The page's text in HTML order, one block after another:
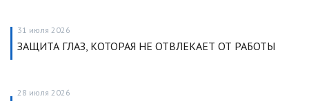
31 июля 2026
ЗАЩИТА ГЛАЗ, КОТОРАЯ НЕ ОТВЛЕКАЕТ ОТ РАБОТЫ
28 июля 2026